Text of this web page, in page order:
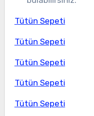
Tütün Sepeti
Tütün Sepeti
Tütün Sepeti
Tütün Sepeti
Tütün Sepeti